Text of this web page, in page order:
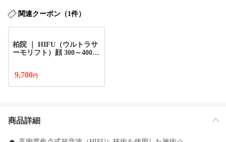
関連クーポン（1件）
柏院 ｜ HIFU（ウルトラサ
ーモリフト）顔 300～400sh
9,700円
商品詳細